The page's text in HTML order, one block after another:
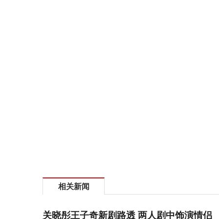
相关新闻
关晓彤王子奇新剧路透 两人剧中饰演情侣